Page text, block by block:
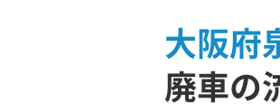
大阪府
廃車の